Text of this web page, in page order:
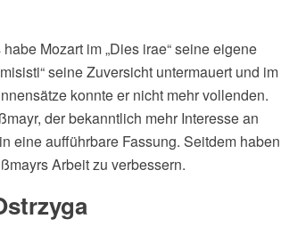
Mozart im „Dies irae“ seine eigene
seine Zuversicht untermauert und im
konnte er nicht mehr vollenden.
der bekanntlich mehr Interesse an
eine aufführbare Fassung. Seitdem haben
Arbeit zu verbessern.